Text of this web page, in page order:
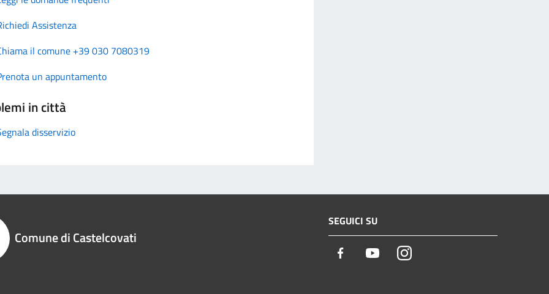
Assistenza
il comune +39 030 7080319
un appuntamento
in città
disservizio
Comune di Castelcovati
SEGUICI SU
Facebook YoutubeInstagram